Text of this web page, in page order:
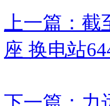
上一篇：
座 换电站